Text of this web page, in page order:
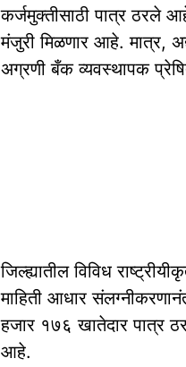
कर्जमुक्तीसाठी पात्र ठरले
मंजुरी मिळणार आहे. मात्र,
अग्रणी बँक व्यवस्थापक
जिल्ह्यातील विविध
माहिती आधार
हजार १७६ खातेदार पात्र
आहे.